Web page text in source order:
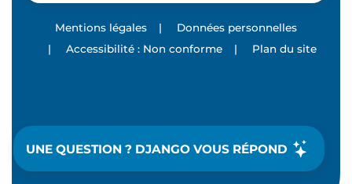
UNE QUESTION ? DJANGO VOUS RÉPOND
Mentions légales |
Données personnelles
|
Accessibilité : Non conforme | Plan du site